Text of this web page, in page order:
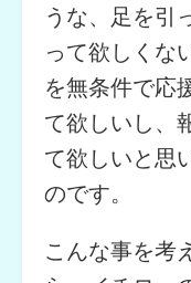
うな、足を引
って欲しくな
を無条件で応
て欲しいし、
て欲しいと思
のです。
こんな事を考